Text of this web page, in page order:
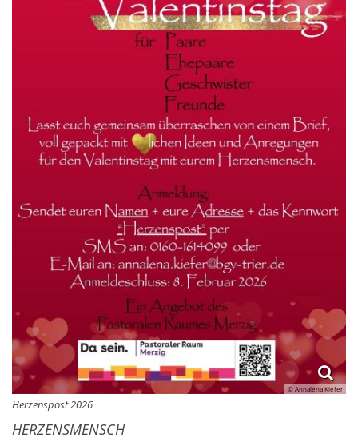
© Annalena Kiefer
Herzenspost 2026
HERZENSMENSCH